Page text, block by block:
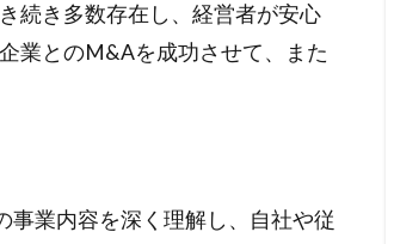
続き多数存在し、経営者が安心
業とのM&Aを成功させて、また
事業内容を深く理解し、自社や従